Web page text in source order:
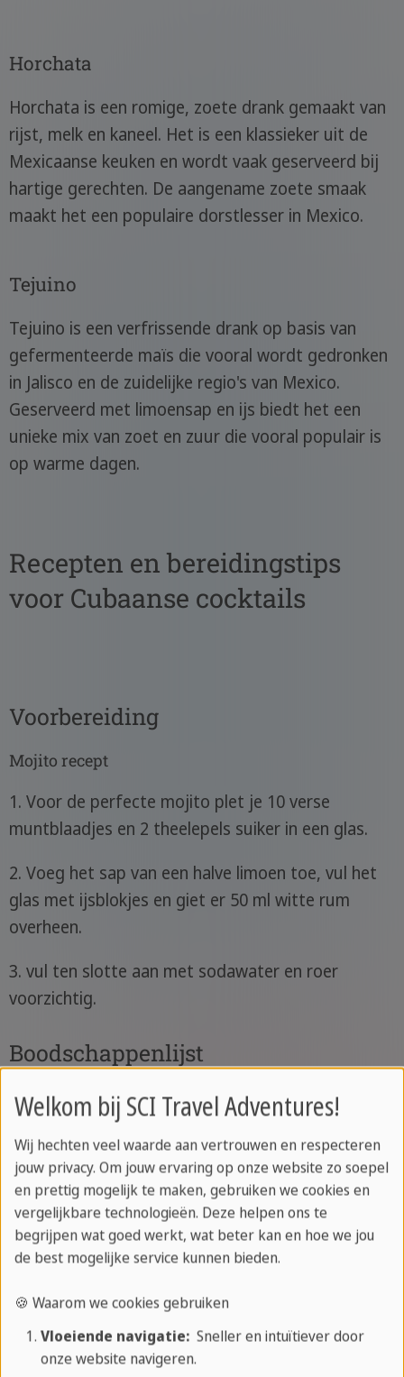
Horchata
Horchata is een romige, zoete drank gemaakt van
rijst, melk en kaneel. Het is een klassieker uit de
Mexicaanse keuken en wordt vaak geserveerd bij
hartige gerechten. De aangename zoete smaak
maakt het een populaire dorstlesser in Mexico.
Tejuino
Tejuino is een verfrissende drank op basis van
gefermenteerde maïs die vooral wordt gedronken
in Jalisco en de zuidelijke regio's van Mexico.
Geserveerd met limoensap en ijs biedt het een
unieke mix van zoet en zuur die vooral populair is
op warme dagen.
Recepten en bereidingstips
voor Cubaanse cocktails
Voorbereiding
Mojito recept
1. Voor de perfecte mojito plet je 10 verse
muntblaadjes en 2 theelepels suiker in een glas.
2. Voeg het sap van een halve limoen toe, vul het
glas met ijsblokjes en giet er 50 ml witte rum
overheen.
3. vul ten slotte aan met sodawater en roer
voorzichtig.
Boodschappenlijst
Rum(50 ml, witte rum)
Verse munt (10-12 blaadjes)
Limoenen (1-2, voor sap en plakjes)
Suiker (2 theelepels)
Sodawater (100-150 ml)
IJsblokjes (naar behoefte)
Cuba Libre recept
1. doe ijsblokjes in een glas, voeg 50 ml rum toe en
Welkom bij SCI Travel Adventures!
Wij hechten veel waarde aan vertrouwen en respecteren
jouw privacy. Om jouw ervaring op onze website zo soepel
en prettig mogelijk te maken, gebruiken we cookies en
vergelijkbare technologieën. Deze helpen ons te
begrijpen wat goed werkt, wat beter kan en hoe we jou
de best mogelijke service kunnen bieden.
🍪 Waarom we cookies gebruiken
Vloeiende navigatie:Sneller en intuïtiever door
onze website navigeren.